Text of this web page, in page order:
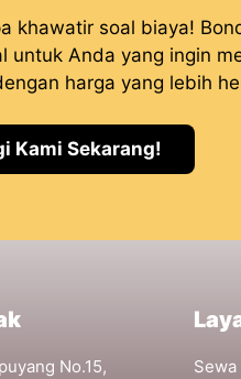
khawatir soal biaya!
untuk Anda yang ingin
harga yang lebih
Kami Sekarang!
No.15,
Sewa